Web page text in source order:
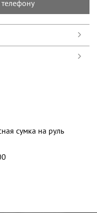
телефону
сумка на руль